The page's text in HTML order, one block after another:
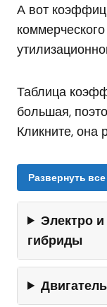
А вот
Таблица
большая,
Кликните, она
Развернуть все
Электро
гибриды